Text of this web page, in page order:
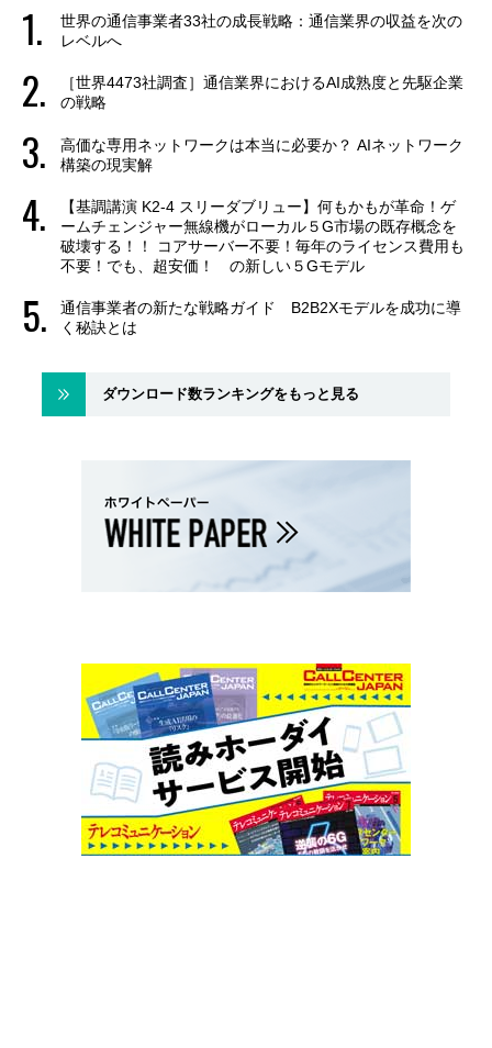
世界の通信事業者33社の成長戦略：通信業界の収益を次の
レベルへ
［世界4473社調査］通信業界におけるAI成熟度と先駆企業
の戦略
高価な専用ネットワークは本当に必要か？ AIネットワーク
構築の現実解
【基調講演 K2-4 スリーダブリュー】何もかもが革命！ゲ
ームチェンジャー無線機がローカル５G市場の既存概念を
破壊する！！ コアサーバー不要！毎年のライセンス費用も
不要！でも、超安価！ の新しい５Gモデル
通信事業者の新たな戦略ガイド B2B2Xモデルを成功に導
く秘訣とは
ダウンロード数ランキングをもっと見る